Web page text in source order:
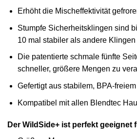
Erhöht die Mischeffektivität
Stumpfe Sicherheitsklingen sind
10 mal stabiler als andere Klingen
Die patentierte schmale fünfte
schneller, größere Mengen zu
Gefertigt aus stabilem, BPA-
Kompatibel mit allen Blendtec
Der WildSide+ ist perfekt geeignet